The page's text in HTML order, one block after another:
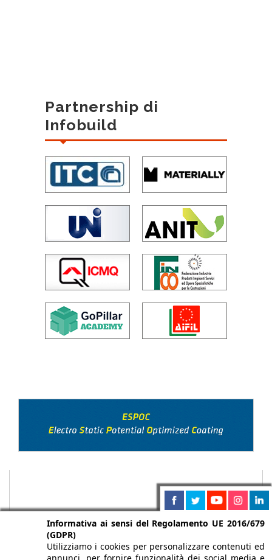
Partnership di
Infobuild
Informativa ai sensi del Regolamento UE 2016/679
(GDPR)
Utilizziamo i cookies per personalizzare contenuti ed